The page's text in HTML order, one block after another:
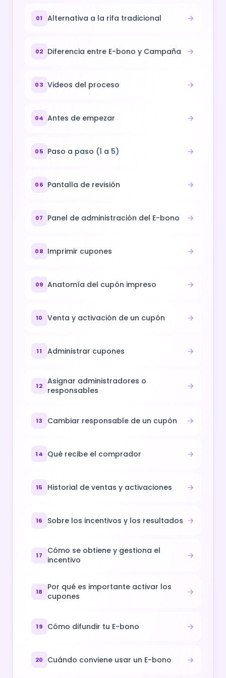
01 Alternativa a la rifa tradicional
02 Diferencia entre E-bono y Campaña
03 Videos del proceso
04 Antes de empezar
05 Paso a paso (1 a 5)
06 Pantalla de revisión
07 Panel de administración del E-bono
08 Imprimir cupones
09 Anatomía del cupón impreso
10 Venta y activación de un cupón
11 Administrar cupones
12
Asignar administradores o
responsables
13 Cambiar responsable de un cupón
14 Qué recibe el comprador
15 Historial de ventas y activaciones
16 Sobre los incentivos y los resultados
17
Cómo se obtiene y gestiona el
incentivo
18
Por qué es importante activar los
cupones
19 Cómo difundir tu E-bono
20 Cuándo conviene usar un E-bono